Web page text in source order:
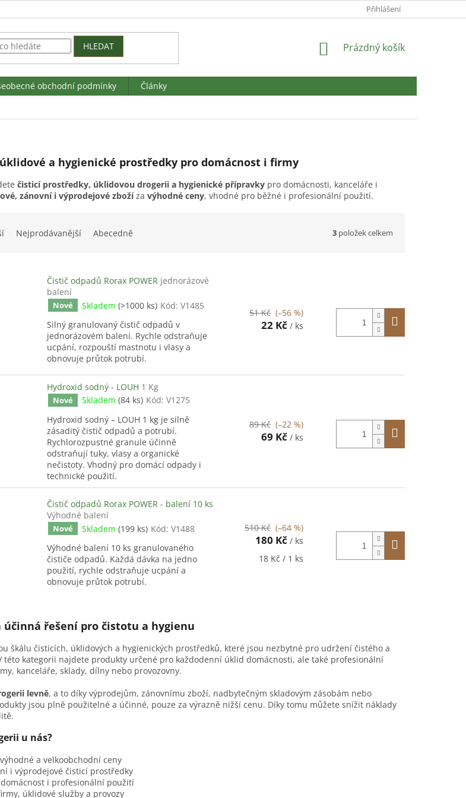
Přihlášení
HLEDAT
NÁKUPNÍ
Prázdný košík
obchodní podmínky
Články
a hygienické prostředky pro domácnost i firmy
čisticí prostředky, úklidovou drogerii a hygienické přípravky pro domácnosti, kanceláře i
zánovní i výprodejové zbožíza výhodné ceny, vhodné pro běžné i profesionální použití.
Nejprodávanější Abecedně 3 položek celkem
Čistič odpadů Rorax POWER jednorázové
balení
Nové Skladem (>1000 ks) Kód: V1485
Silný granulovaný čistič odpadů v
jednorázovém balení. Rychle odstraňuje
ucpání, rozpouští mastnotu i vlasy a
obnovuje průtok potrubí.
51 Kč (–56 %)
22 Kč/ ks
Hydroxid sodný - LOUH 1 Kg
Nové Skladem (84 ks) Kód: V1275
Hydroxid sodný – LOUH 1 kg je silně
zásaditý čistič odpadů a potrubí.
Rychlorozpustné granule účinně
odstraňují tuky, vlasy a organické
nečistoty. Vhodný pro domácí odpady i
technické použití.
89 Kč (–22 %)
69 Kč/ ks
Čistič odpadů Rorax POWER - balení 10 ks
Výhodné balení
Nové Skladem (199 ks) Kód: V1488
Výhodné balení 10 ks granulovaného
čističe odpadů. Každá dávka na jedno
použití, rychle odstraňuje ucpání a
obnovuje průtok potrubí.
510 Kč (–64 %)
180 Kč/ ks
Měrná
18 Kč / 1 ks
l
á
d
a
c
p
r
účinná řešení pro čistotu a hygienu
škálu čisticích, úklidových a hygienických prostředků, které jsou nezbytné pro udržení čistého a
této kategorii najdete produkty určené pro každodenní úklid domácnosti, ale také profesionální
kanceláře, sklady, dílny nebo provozovny.
levně, a to díky výprodejům, zánovnímu zboží, nadbytečným skladovým zásobám nebo
jsou plně použitelné a účinné, pouze za výrazně nižší cenu. Díky tomu můžete snížit náklady
u nás?
a velkoobchodní ceny
i výprodejové čisticí prostředky
i profesionální použití
úklidové služby a provozy